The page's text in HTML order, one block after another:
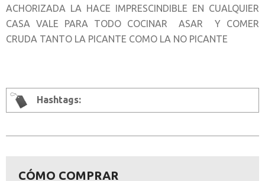
ACHORIZADA LA HACE IMPRESCINDIBLE EN CUALQUIER
CASA VALE PARA TODO COCINAR ASAR Y COMER
CRUDA TANTO LA PICANTE COMO LA NO PICANTE
Hashtags:
CÓMO COMPRAR